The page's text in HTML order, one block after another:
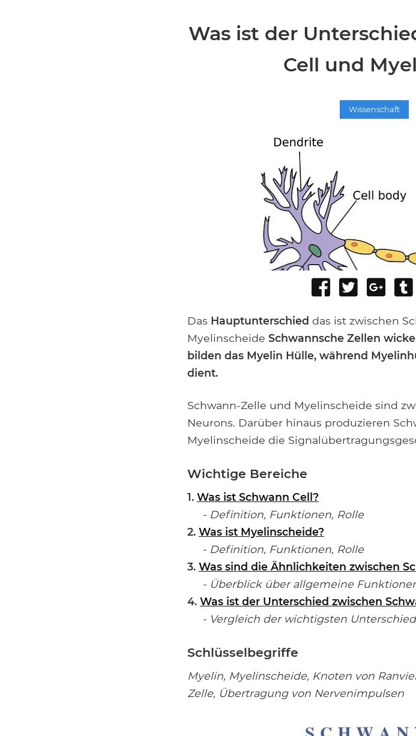
Was ist der
Cell und
Wissenschaft
Share
Facebook
Tweet
Share
Das Hauptunterschied das ist zwischen
Myelinscheide Schwannsche Zellen
bilden das Myelin Hülle, während
dient.
Schwann-Zelle und Myelinscheide sind
Neurons. Darüber hinaus produzieren
Myelinscheide die
Wichtige Bereiche
1. Was ist Schwann Cell?
- Definition, Funktionen, Rolle
2. Was ist Myelinscheide?
- Definition, Funktionen, Rolle
3. Was sind die Ähnlichkeiten zwischen
- Überblick über allgemeine
4. Was ist der Unterschied zwischen
- Vergleich der wichtigsten
Schlüsselbegriffe
Myelin, Myelinscheide, Knoten von
Zelle, Übertragung von Nervenimpulsen